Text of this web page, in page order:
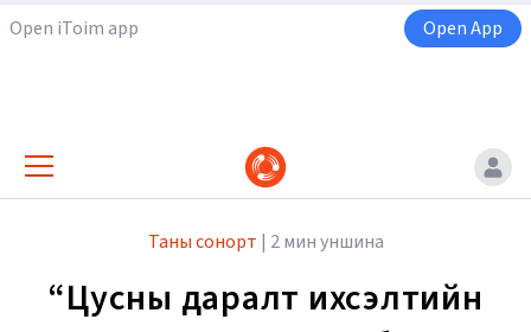
Open iToim app Open App
Таны сонорт | 2 мин уншина
“Цусны даралт ихсэлтийн